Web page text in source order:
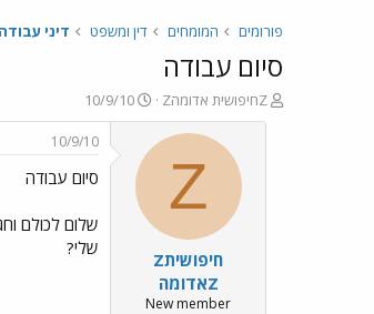
פורומים המומחים דין ומשפט דיני עבודה
סיום עבודה
פ
ו
Zחיפושית אדומהZ
פ
ו
10/9/10
Z
Zחיפושית
אדומהZ
New member
10/9/10
סיום עבודה
שלום לכולם
שלי?